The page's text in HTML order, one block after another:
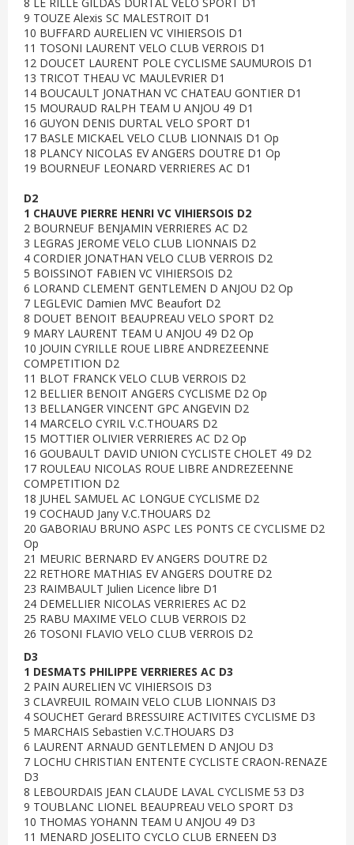
9 TOUZE Alexis SC MALESTROIT D1
10 BUFFARD AURELIEN VC VIHIERSOIS D1
11 TOSONI LAURENT VELO CLUB VERROIS D1
12 DOUCET LAURENT POLE CYCLISME SAUMUROIS D1
13 TRICOT THEAU VC MAULEVRIER D1
14 BOUCAULT JONATHAN VC CHATEAU GONTIER D1
15 MOURAUD RALPH TEAM U ANJOU 49 D1
16 GUYON DENIS DURTAL VELO SPORT D1
17 BASLE MICKAEL VELO CLUB LIONNAIS D1 Op
18 PLANCY NICOLAS EV ANGERS DOUTRE D1 Op
19 BOURNEUF LEONARD VERRIERES AC D1
D2
1 CHAUVE PIERRE HENRI VC VIHIERSOIS D2
2 BOURNEUF BENJAMIN VERRIERES AC D2
3 LEGRAS JEROME VELO CLUB LIONNAIS D2
4 CORDIER JONATHAN VELO CLUB VERROIS D2
5 BOISSINOT FABIEN VC VIHIERSOIS D2
6 LORAND CLEMENT GENTLEMEN D ANJOU D2 Op
7 LEGLEVIC Damien MVC Beaufort D2
8 DOUET BENOIT BEAUPREAU VELO SPORT D2
9 MARY LAURENT TEAM U ANJOU 49 D2 Op
10 JOUIN CYRILLE ROUE LIBRE ANDREZEENNE
COMPETITION D2
11 BLOT FRANCK VELO CLUB VERROIS D2
12 BELLIER BENOIT ANGERS CYCLISME D2 Op
13 BELLANGER VINCENT GPC ANGEVIN D2
14 MARCELO CYRIL V.C.THOUARS D2
15 MOTTIER OLIVIER VERRIERES AC D2 Op
16 GOUBAULT DAVID UNION CYCLISTE CHOLET 49 D2
17 ROULEAU NICOLAS ROUE LIBRE ANDREZEENNE
COMPETITION D2
18 JUHEL SAMUEL AC LONGUE CYCLISME D2
19 COCHAUD Jany V.C.THOUARS D2
20 GABORIAU BRUNO ASPC LES PONTS CE CYCLISME D2
Op
21 MEURIC BERNARD EV ANGERS DOUTRE D2
22 RETHORE MATHIAS EV ANGERS DOUTRE D2
23 RAIMBAULT Julien Licence libre D1
24 DEMELLIER NICOLAS VERRIERES AC D2
25 RABU MAXIME VELO CLUB VERROIS D2
26 TOSONI FLAVIO VELO CLUB VERROIS D2
D3
1 DESMATS PHILIPPE VERRIERES AC D3
2 PAIN AURELIEN VC VIHIERSOIS D3
3 CLAVREUIL ROMAIN VELO CLUB LIONNAIS D3
4 SOUCHET Gerard BRESSUIRE ACTIVITES CYCLISME D3
5 MARCHAIS Sebastien V.C.THOUARS D3
6 LAURENT ARNAUD GENTLEMEN D ANJOU D3
7 LOCHU CHRISTIAN ENTENTE CYCLISTE CRAON-RENAZE
D3
8 LEBOURDAIS JEAN CLAUDE LAVAL CYCLISME 53 D3
9 TOUBLANC LIONEL BEAUPREAU VELO SPORT D3
10 THOMAS YOHANN TEAM U ANJOU 49 D3
11 MENARD JOSELITO CYCLO CLUB ERNEEN D3